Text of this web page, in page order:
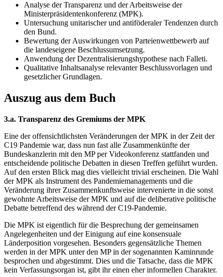
Analyse der Transparenz und der Arbeitsweise der
Ministerpräsidentenkonferenz (MPK).
Untersuchung unitarischer und antiföderaler Tendenzen durch
den Bund.
Bewertung der Auswirkungen von Parteienwettbewerb auf
die landeseigene Beschlussumsetzung.
Anwendung der Dezentralisierungshypothese nach Falleti.
Qualitative Inhaltsanalyse relevanter Beschlussvorlagen und
gesetzlicher Grundlagen.
Auszug aus dem Buch
3.a. Transparenz des Gremiums der MPK
Eine der offensichtlichsten Veränderungen der MPK in der Zeit der
C19 Pandemie war, dass nun fast alle Zusammenkünfte der
Bundeskanzlerin mit den MP per Videokonferenz stattfanden und
entscheidende politische Debatten in diesen Treffen geführt wurden.
Auf den ersten Blick mag dies vielleicht trivial erscheinen. Die Wahl
der MPK als Instrument des Pandemiemanagements und die
Veränderung ihrer Zusammenkunftsweise intervenierte in die sonst
gewohnte Arbeitsweise der MPK und auf die deliberative politische
Debatte betreffend des während der C19-Pandemie.
Die MPK ist eigentlich für die Besprechung der gemeinsamen
Angelegenheiten und der Einigung auf eine konsensuale
Länderposition vorgesehen. Besonders gegensätzliche Themen
werden in der MPK unter den MP in der sogenannten Kaminrunde
besprochen und abgestimmt. Dies und die Tatsache, dass die MPK
kein Verfassungsorgan ist, gibt ihr einen eher informellen Charakter.